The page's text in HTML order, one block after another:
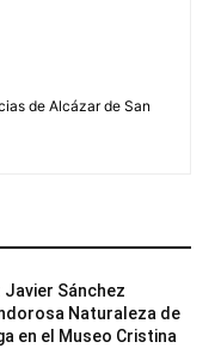
de Alcázar de San
Sánchez
Naturaleza de
en el Museo Cristina